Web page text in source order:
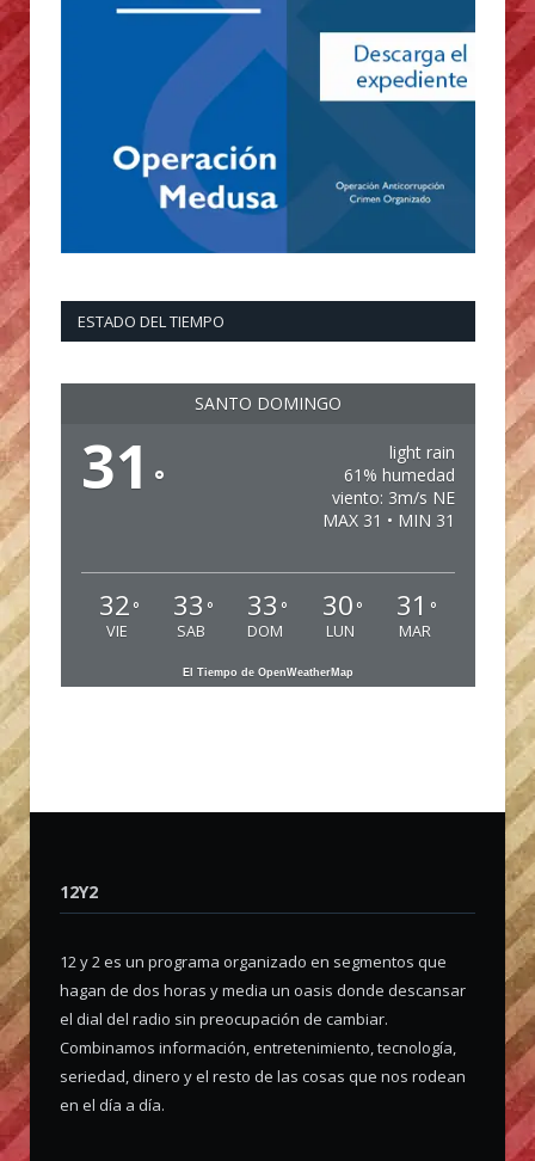
ESTADO DEL TIEMPO
SANTO DOMINGO
31 °
light rain
61% humedad
viento: 3m/s NE
MAX 31 • MIN 31
32 °
VIE
33 °
SAB
33 °
DOM
30 °
LUN
31 °
MAR
El Tiempo de OpenWeatherMap
12Y2
12 y 2 es un programa organizado en segmentos que
hagan de dos horas y media un oasis donde descansar
el dial del radio sin preocupación de cambiar.
Combinamos información, entretenimiento, tecnología,
seriedad, dinero y el resto de las cosas que nos rodean
en el día a día.